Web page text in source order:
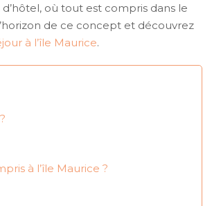
où tout est compris dans le
de ce concept et découvrez
à l’île Maurice.
à l’île Maurice ?